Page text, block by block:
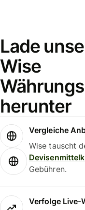
Lade
Wise
herunter
Vergleiche
Wise tauscht
Gebühren.
Verfolge Live-